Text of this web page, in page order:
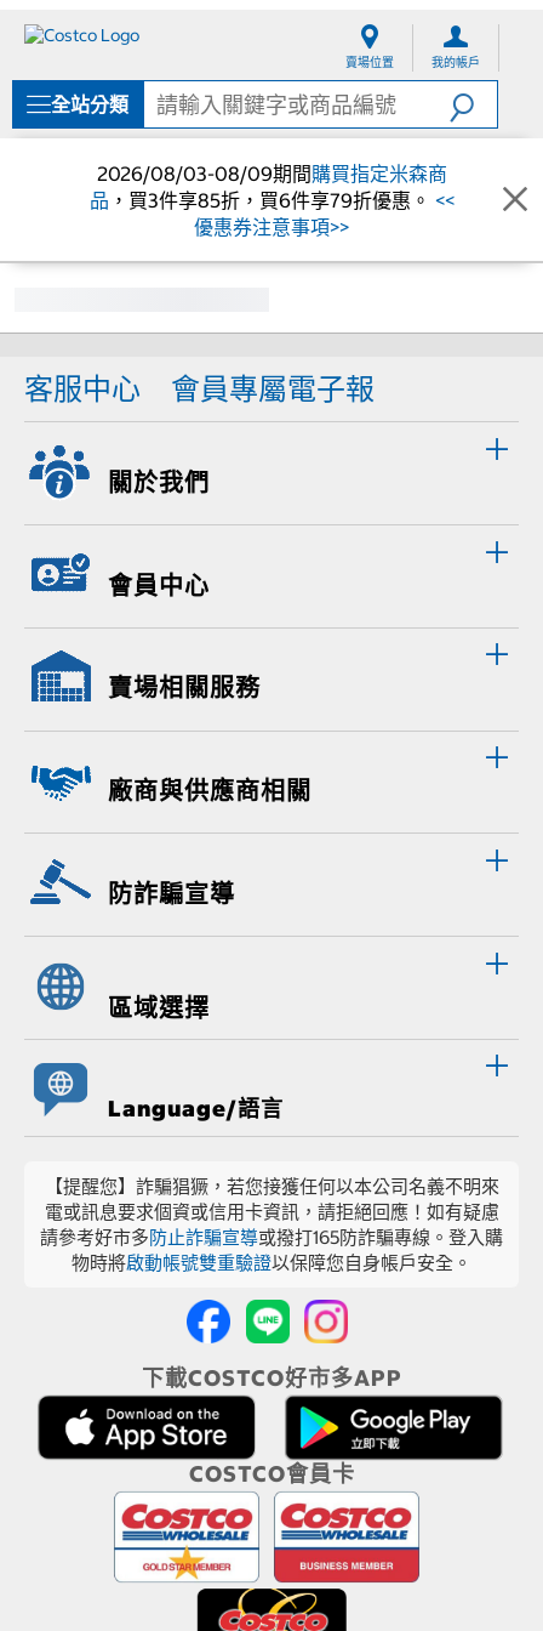
單
賣場位置 我的帳戶
全站分類
2026/08/03-08/09期間購買指定米森商
品 ，買3件享85折，買6件享79折優惠。 <<
優惠券注意事項>>
客服中心 會員專屬電子報
關於我們
會員中心
賣場相關服務
廠商與供應商相關
防詐騙宣導
區域選擇
Language/語言
【提醒您】詐騙猖獗，若您接獲任何以本公司名義不明來
電或訊息要求個資或信用卡資訊，請拒絕回應！如有疑慮
請參考好市多防止詐騙宣導或撥打165防詐騙專線。登入購
物時將啟動帳號雙重驗證以保障您自身帳戶安全。
下載COSTCO好市多APP
COSTCO會員卡